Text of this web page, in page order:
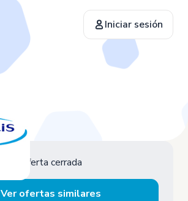
Iniciar sesión
Oferta cerrada
Ver ofertas similares